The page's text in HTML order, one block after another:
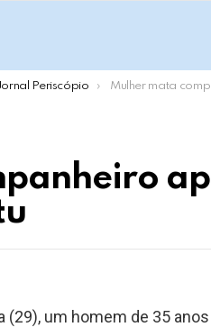
Periscópio Mulher mata companheiro
(29), um homem de 35